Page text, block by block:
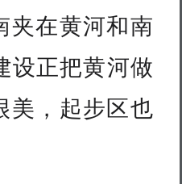
夹在黄河和南
设正把黄河做
美，起步区也